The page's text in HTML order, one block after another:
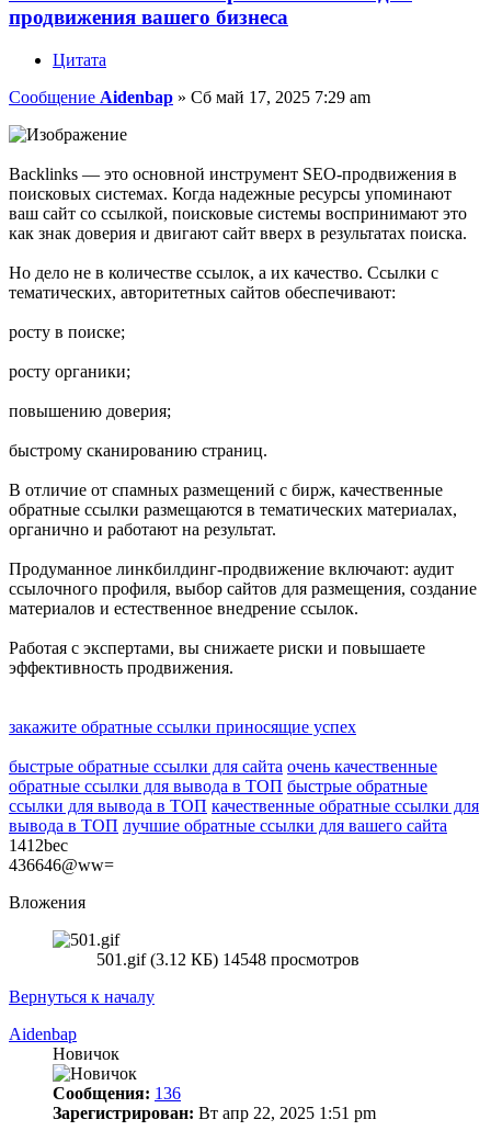
продвижения вашего бизнеса
Цитата
Сообщение Aidenbap » Сб май 17, 2025 7:29 am
Backlinks — это основной инструмент SEO-продвижения в
поисковых системах. Когда надежные ресурсы упоминают
ваш сайт со ссылкой, поисковые системы воспринимают это
как знак доверия и двигают сайт вверх в результатах поиска.
Но дело не в количестве ссылок, а их качество. Ссылки с
тематических, авторитетных сайтов обеспечивают:
росту в поиске;
росту органики;
повышению доверия;
быстрому сканированию страниц.
В отличие от спамных размещений с бирж, качественные
обратные ссылки размещаются в тематических материалах,
органично и работают на результат.
Продуманное линкбилдинг-продвижение включают: аудит
ссылочного профиля, выбор сайтов для размещения, создание
материалов и естественное внедрение ссылок.
Работая с экспертами, вы снижаете риски и повышаете
эффективность продвижения.
закажите обратные ссылки приносящие успех
быстрые обратные ссылки для сайта очень качественные
обратные ссылки для вывода в ТОП быстрые обратные
ссылки для вывода в ТОП качественные обратные ссылки для
вывода в ТОП лучшие обратные ссылки для вашего сайта
1412bec
436646@ww=
Вложения
501.gif (3.12 КБ) 14548 просмотров
Вернуться к началу
Aidenbap
Новичок
Сообщения: 136
Зарегистрирован: Вт апр 22, 2025 1:51 pm